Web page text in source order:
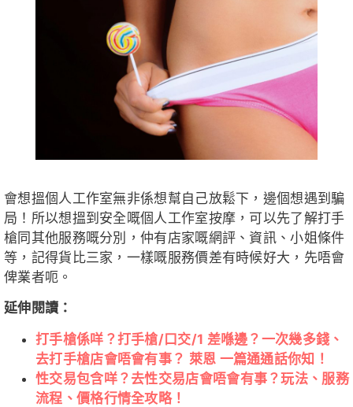
會想搵個人工作室無非係想幫自己放鬆下，邊個想遇到騙
局！所以想搵到安全嘅個人工作室按摩，可以先了解打手
槍同其他服務嘅分別，仲有店家嘅網評、資訊、小姐條件
等，記得貨比三家，一樣嘅服務價差有時候好大，先唔會
俾業者呃。
延伸閱讀：
打手槍係咩？打手槍/口交/1 差喺邊？一次幾多錢、
去打手槍店會唔會有事？ 萊恩 一篇通通話你知！
性交易包含咩？去性交易店會唔會有事？玩法、服務
流程、價格行情全攻略！